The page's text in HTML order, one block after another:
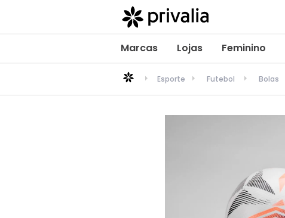
Marcas Lojas Feminino
Esporte Futebol Bolas